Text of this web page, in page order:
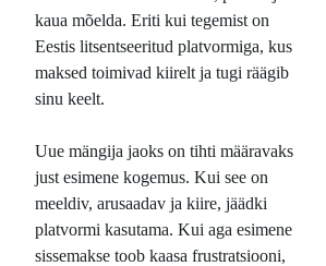
kaua mõelda. Eriti kui tegemist on
Eestis litsentseeritud platvormiga, kus
maksed toimivad kiirelt ja tugi räägib
sinu keelt.
Uue mängija jaoks on tihti määravaks
just esimene kogemus. Kui see on
meeldiv, arusaadav ja kiire, jäädki
platvormi kasutama. Kui aga esimene
sissemakse toob kaasa frustratsiooni,